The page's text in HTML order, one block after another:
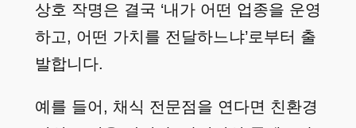
상호 작명은 결국 ‘내가 어떤 업종을 운영
하고, 어떤 가치를 전달하느냐’로부터 출
발합니다.
예를 들어, 채식 전문점을 연다면 친환경